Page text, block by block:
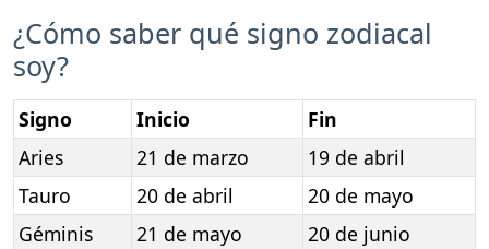
¿Cómo saber qué signo zodiacal
soy?
Signo Inicio
Fin
Aries
21 de marzo
19 de abril
Tauro
20 de abril
20 de mayo
Géminis
21 de mayo
20 de junio